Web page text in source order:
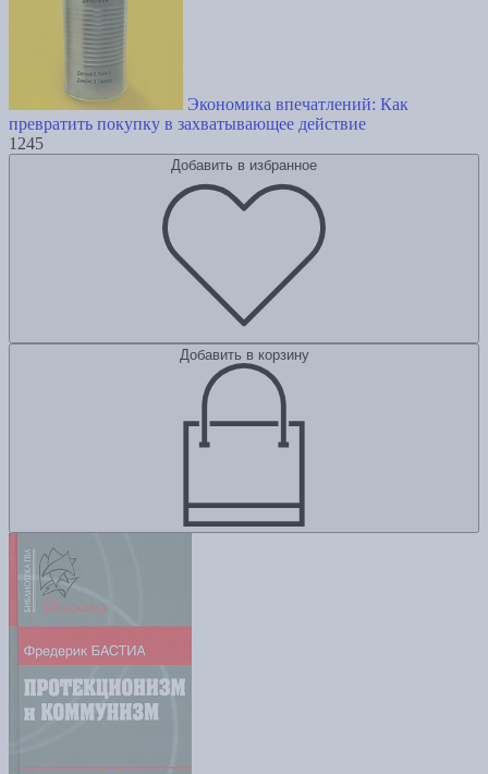
Экономика впечатлений: Как
превратить покупку в захватывающее действие
1245
Добавить в избранное
Добавить в корзину